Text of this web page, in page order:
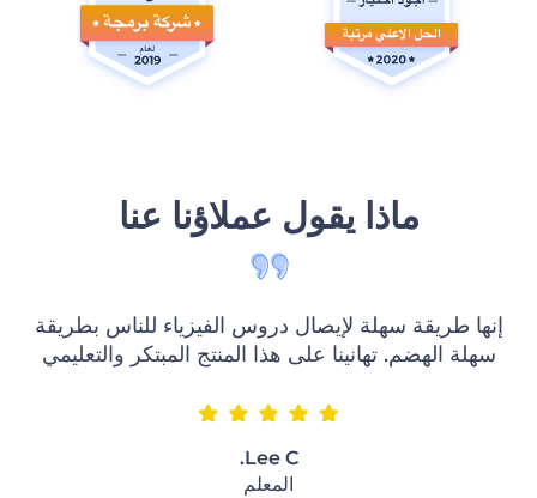
‫ماذا يقول عملاؤنا عنا‬
‫إنها طريقة سهلة لإيصال دروس الفيزياء للناس بطريقة
سهلة الهضم. تهانينا على هذا المنتج المبتكر والتعليمي‬
Lee C.
‫المعلم‬